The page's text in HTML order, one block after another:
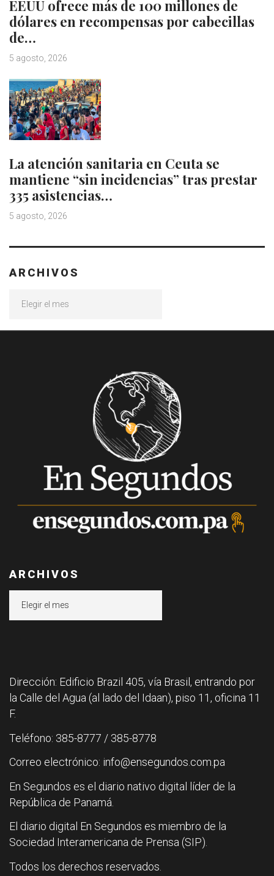
EEUU ofrece más de 100 millones de
dólares en recompensas por cabecillas
de…
5 agosto, 2026
La atención sanitaria en Ceuta se
mantiene “sin incidencias” tras prestar
335 asistencias…
5 agosto, 2026
ARCHIVOS
ARCHIVOS
Dirección: Edificio Brazil 405, vía Brasil, entrando por
la Calle del Agua (al lado del Idaan), piso 11, oficina 11
F.
Teléfono: 385-8777 / 385-8778
Correo electrónico: info@ensegundos.com.pa
En Segundos es el diario nativo digital líder de la
República de Panamá.
El diario digital En Segundos es miembro de la
Sociedad Interamericana de Prensa (SIP).
Todos los derechos reservados.